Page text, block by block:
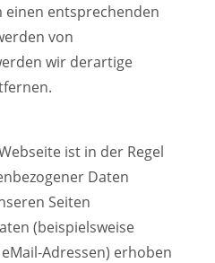
entsprechenden
von
wir derartige
ist in der Regel
Daten
Seiten
(beispielsweise
Adressen) erhoben